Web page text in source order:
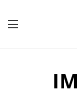
content